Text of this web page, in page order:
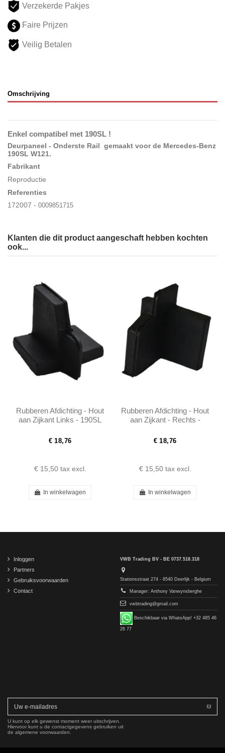
Verzekerde Pakjes
Faire Prijzen
Veilig Betalen
Omschrijving
Enkel compatibel met 190SL !
Deurpaneel - Onderste Rail gemaakt voor de Mercedes-Benz
190SL W121.
Fabrikant
Reproductie
Referenties
172007 - 0009851715
Klanten die dit product aangeschaft hebben kochten
ook...
Rubberen Afdichting - Hout
aan Zijkant Links - 190SL
€ 18,76
€ 15,50 tax excl.
In winkelwagen
Rubberen Afdichting - Hout
aan Zijkant - Rechts -
401217720298
€ 18,76
€ 15,50 tax excl.
In winkelwagen
Inloggen
Partners
Gebruiksvoorwaarden
Contact
VWB Trading BV - BE 0737.518.318
Stationsstraat 274 - 8540 Deerlijk - Belgium
Manager: Anthony Vanwynsberghe
vwbtrading@gmail.com
Beschikbaar via WhatsApp! +32 485 46
26 77
U kunt op elk gewenst moment weer uitschrijven.
Hiervoor kunt u de contactgegevens gebruiken uit
de algemene voorwaarden.